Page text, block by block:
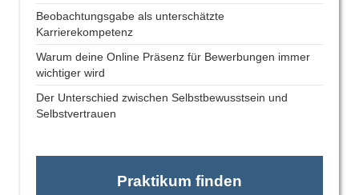
Beobachtungsgabe als unterschätzte
Karrierekompetenz
Warum deine Online Präsenz für Bewerbungen immer
wichtiger wird
Der Unterschied zwischen Selbstbewusstsein und
Selbstvertrauen
Praktikum finden